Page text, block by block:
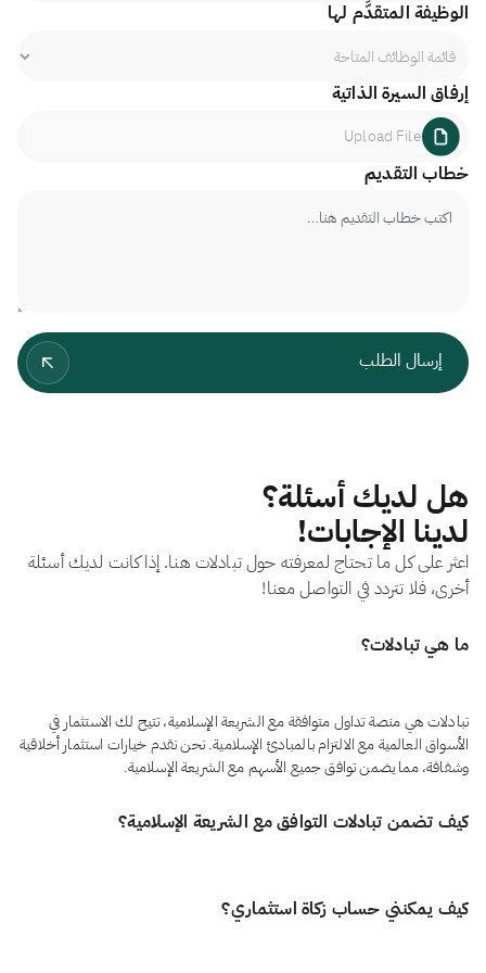
الوظيفة المتقدَّم لها
إرفاق السيرة الذاتية
Upload File
خطاب التقديم
هل لديك أسئلة؟
لدينا الإجابات!
اعثر على كل ما تحتاج لمعرفته حول تبادلات هنا. إذا كانت لديك أسئلة
أخرى، فلا تتردد في التواصل معنا!
ما هي تبادلات؟
تبادلات هي منصة تداول متوافقة مع الشريعة الإسلامية، تتيح لك الاستثمار في
الأسواق العالمية مع الالتزام بالمبادئ الإسلامية. نحن نقدم خيارات استثمار أخلاقية
وشفافة، مما يضمن توافق جميع الأسهم مع الشريعة الإسلامية.
كيف تضمن تبادلات التوافق مع الشريعة الإسلامية؟
نحن نلتزم بمعايير AAOIFI: المعيار العالمي في التمويل الإسلامي. هذا يضمن أن
كل صفقة على منصتنا تظل حلال تمامًا.
كيف يمكنني حساب زكاة استثماري؟